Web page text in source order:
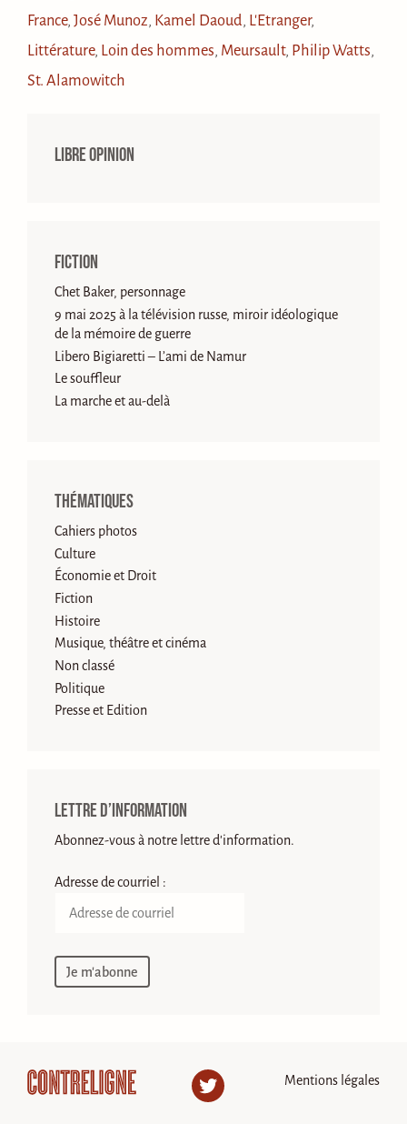
France, José Munoz Kamel Daoud L'Etranger,
Littérature, Loin des hommes Meursault, Philip Watts
St. Alamowitch
Libre opinion
Fiction
Chet Baker, personnage
9 mai 2025 à la télévision russe, miroir idéologique
de la mémoire de guerre
Libero Bigiaretti – L’ami de Namur
Le souffleur
La marche et au-delà
Thématiques
Cahiers photos
Culture
Économie et Droit
Fiction
Histoire
Musique, théâtre et cinéma
Non classé
Politique
Presse et Edition
Lettre d’information
Abonnez-vous à notre lettre d'information.
Adresse de courriel :
Twitter Mentions légales